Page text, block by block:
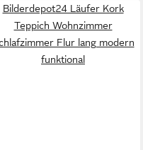
Bilderdepot24 Läufer Kork
Teppich Wohnzimmer
Flur lang modern
funktional